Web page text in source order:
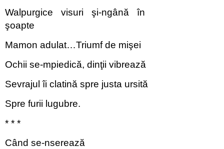
Walpurgice visuri şi-ngână în
şoapte
Mamon adulat…Triumf de mişei
Ochii se-mpiedică, dinţii vibrează
Sevrajul îi clatină spre justa ursită
Spre furii lugubre.
* * *
Când se-nserează